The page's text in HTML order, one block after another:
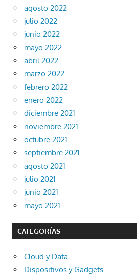
agosto 2022
julio 2022
junio 2022
mayo 2022
abril 2022
marzo 2022
febrero 2022
enero 2022
diciembre 2021
noviembre 2021
octubre 2021
septiembre 2021
agosto 2021
julio 2021
junio 2021
mayo 2021
CATEGORÍAS
Cloud y Data
Dispositivos y Gadgets